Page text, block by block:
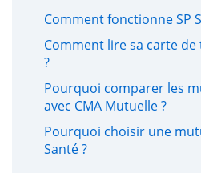
Comment fonctionne SP
Comment lire sa carte de
?
Pourquoi comparer les
avec CMA Mutuelle ?
Pourquoi choisir une
Santé ?